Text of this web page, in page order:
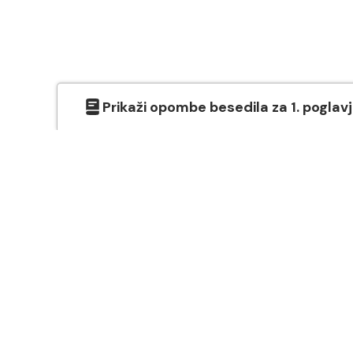
Prikaži opombe besedila za 1.